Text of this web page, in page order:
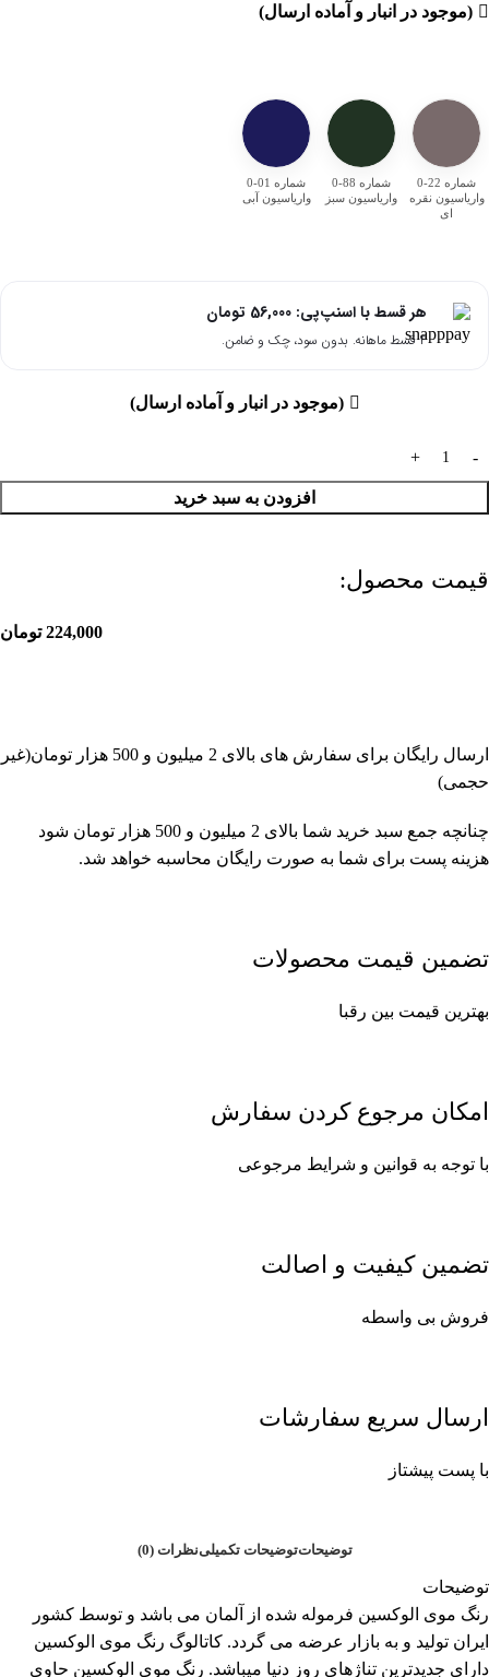
(موجود در انبار و آماده ارسال)
شماره 22-0
واریاسیون نقره
ای
شماره 88-0
واریاسیون سبز
شماره 01-0
واریاسیون آبی
هر قسط با اسنپ‌پی: 56,000 تومان
۴ قسط ماهانه. بدون سود، چک و ضامن.
(موجود در انبار و آماده ارسال)
افزودن به سبد خرید
قیمت محصول:​
224,000 تومان
ارسال رایگان برای سفارش های بالای 2 میلیون و 500 هزار تومان(غیر
حجمی)
چنانچه جمع سبد خرید شما بالای 2 میلیون و 500 هزار تومان شود
هزینه پست برای شما به صورت رایگان محاسبه خواهد شد.
تضمین قیمت محصولات
بهترین قیمت بین رقبا
امکان مرجوع کردن سفارش
با توجه به قوانین و شرایط مرجوعی
تضمین کیفیت و اصالت
فروش بی واسطه
ارسال سریع سفارشات
با پست پیشتاز
توضیحاتتوضیحات تکمیلینظرات (0)
توضیحات
رنگ موی الوکسین فرموله شده از آلمان می باشد و توسط کشور
ایران تولید و به بازار عرضه می گردد. کاتالوگ رنگ موی الوکسین
دارای جدیدترین تناژهای روز دنیا میباشد. رنگ موی الوکسین حاوی